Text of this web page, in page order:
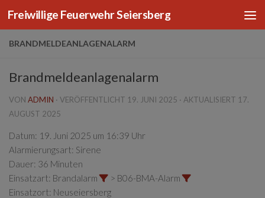
Zum Inhalt springen
Freiwillige Feuerwehr Seiersberg
BRANDMELDEANLAGENALARM
Brandmeldeanlagenalarm
VON ADMIN · VERÖFFENTLICHT 19. JUNI 2025 · AKTUALISIERT 17.
AUGUST 2025
Datum: 19. Juni 2025 um 16:39 Uhr
Alarmierungsart: Sirene
Dauer: 36 Minuten
Einsatzart: Brandalarm
> B06-BMA-Alarm
Einsatzort: Neuseiersberg